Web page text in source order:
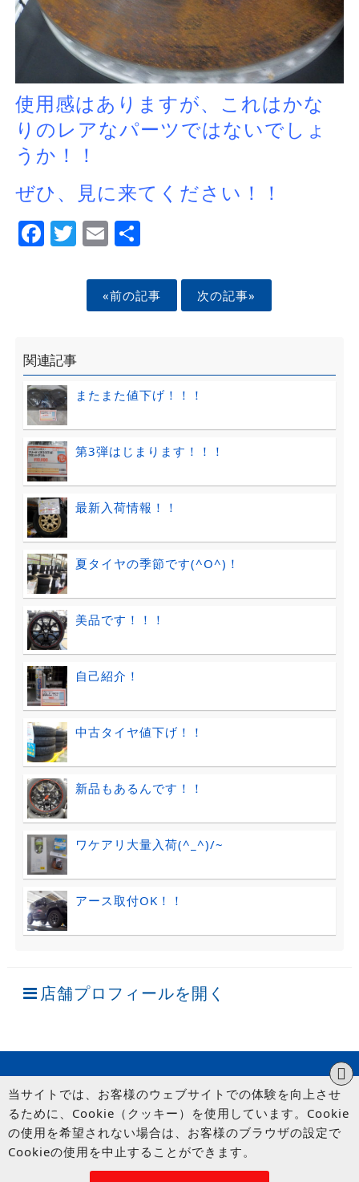
使用感はありますが、これはかな
りのレアなパーツではないでしょ
うか！！
ぜひ、見に来てください！！
Facebook
Twitter
EmailShare
«前の記事 次の記事»
関連記事
またまた値下げ！！！
第3弾はじまります！！！
最新入荷情報！！
夏タイヤの季節です(^O^)！
美品です！！！
自己紹介！
中古タイヤ値下げ！！
新品もあるんです！！
ワケアリ大量入荷(^_^)/~
アース取付OK！！
店舗プロフィールを開く
© UP GARAGE GROUP Co., Ltd.
当サイトでは、お客様のウェブサイトでの体験を向上させ
るために、Cookie（クッキー）を使用しています。Cookie
の使用を希望されない場合は、お客様のブラウザの設定で
Cookieの使用を中止することができます。